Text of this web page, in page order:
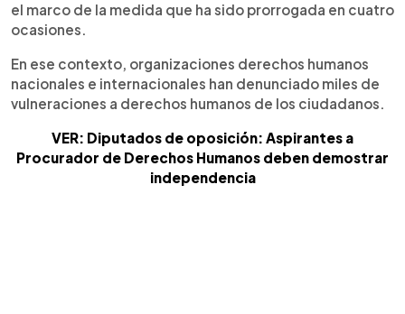
el marco de la medida que ha sido prorrogada en cuatro
ocasiones.
En ese contexto, organizaciones derechos humanos
nacionales e internacionales han denunciado miles de
vulneraciones a derechos humanos de los ciudadanos.
VER: Diputados de oposición: Aspirantes a
Procurador de Derechos Humanos deben demostrar
independencia